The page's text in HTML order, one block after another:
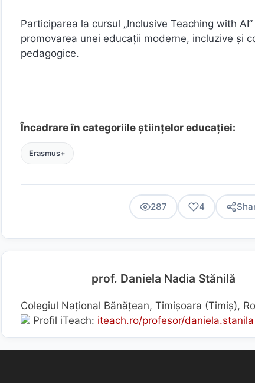
Participarea la cursul „Inclusive Teaching with
promovarea unei educații moderne, incluzive și
pedagogice.
Încadrare în categoriile științelor educației:
Erasmus+
287 4
prof. Daniela Nadia Stănilă
Colegiul Național Bănățean, Timișoara (Timiş),
Profil iTeach: iteach.ro/profesor/daniela.stanila